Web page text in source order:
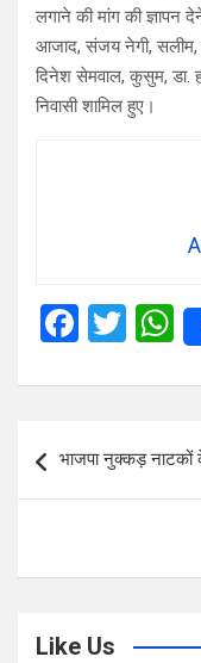
लगाने की मांग की ज्ञापन
आजाद, संजय नेगी, सलीम,
दिनेश सेमवाल, कुसुम, डा.
निवासी शामिल हुए।
F
ce
o
o
T
tt
h
s
A
p
navigation
भाजपा नुक्कड़ नाटकों
Like Us